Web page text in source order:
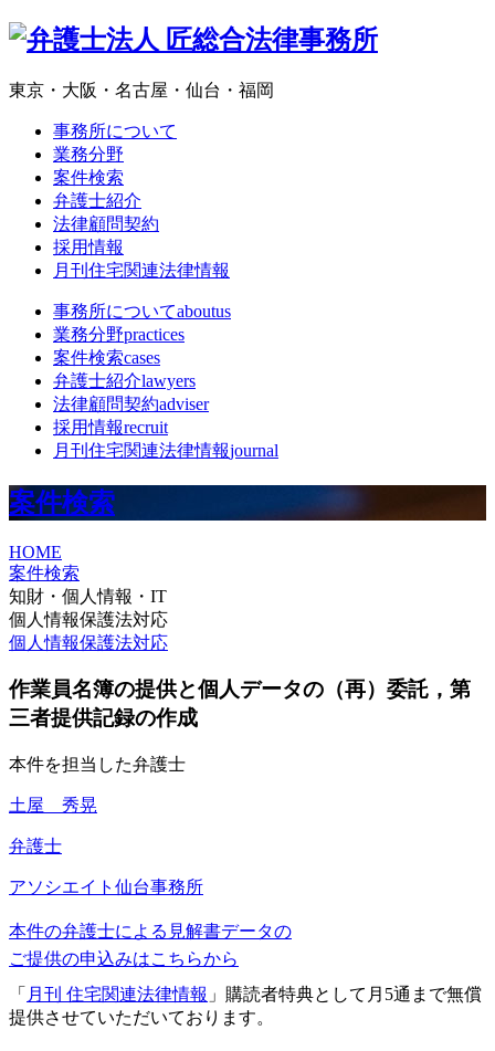
東京・大阪・名古屋・仙台・福岡
事務所について
業務分野
案件検索
弁護士紹介
法律顧問契約
採用情報
月刊住宅関連法律情報
事務所についてaboutus
業務分野practices
案件検索cases
弁護士紹介lawyers
法律顧問契約adviser
採用情報recruit
月刊住宅関連法律情報journal
案件検索
HOME
案件検索
知財・個人情報・IT
個人情報保護法対応
個人情報保護法対応
作業員名簿の提供と個人データの（再）委託，第
三者提供記録の作成
本件を担当した弁護士
土屋 秀晃
弁護士
アソシエイト 仙台事務所
本件の弁護士による見解書データの
ご提供の申込みはこちらから
「 月刊 住宅関連法律情報 」購読者特典として月5通まで無償
提供させていただいております。